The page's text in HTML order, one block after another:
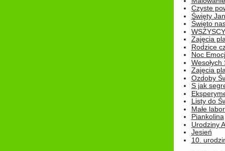
Czyste
Święty
Święto
Zajęcia
Rodzice
Noc
Wesołych
Zajęcia
Ozdoby
S jak
Listy do
Małe
Piankolina
Urodziny
Jesień
10.